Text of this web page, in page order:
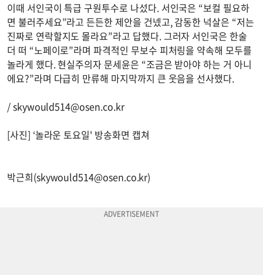
이때 서인국이 특급 구원투수로 나섰다. 서인국은 “보컬 필요하
면 불러주세요”라고 든든한 제안을 건넸고, 감동한 넉살은 “저는
진짜로 연락할지도 몰라요”라고 답했다. 그러자 서인국은 한술
더 떠 “노페이로”라며 파격적인 무보수 피처링을 약속해 모두를
놀라게 했다. 현실주의자 문세윤은 “조금은 받아야 하는 거 아니
에요?”라며 다급히 만류해 마지막까지 큰 웃음을 선사했다.
/skywould514@osen.co.kr
[사진] ‘놀라운 토요일' 방송화면 캡쳐
박근희(skywould514@osen.co.kr)